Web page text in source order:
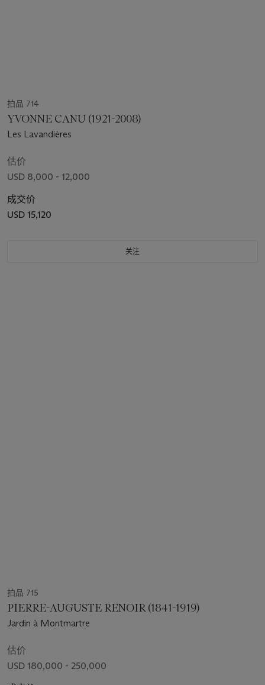
拍品 714
YVONNE CANU (1921-2008)
Les Lavandières
估价
USD 8,000 - 12,000
成交价
USD 15,120
关注
拍品 715
PIERRE-AUGUSTE RENOIR (1841-1919)
Jardin à Montmartre
估价
USD 180,000 - 250,000